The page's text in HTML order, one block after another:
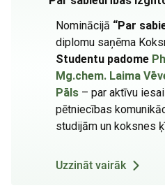
Nominācijā “Par
diplomu saņēma
Studentu padome
Mg.chem. Laima
Pāls – par aktīvu
pētniecības
studijām un koksnes
Uzzināt vairāk